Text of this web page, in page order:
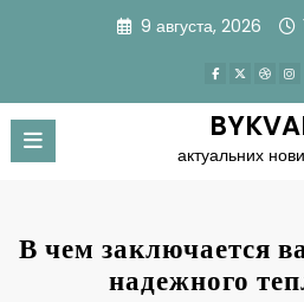
9 августа, 2026
актуальних
В чем заключается
надежного